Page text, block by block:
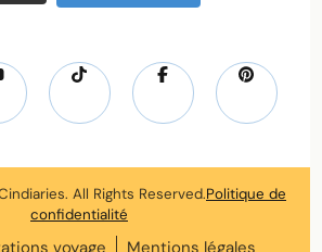
. All Rights Reserved.Politique de
confidentialité
voyage Mentions légales